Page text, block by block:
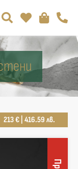
213 € | 416.59 лв.